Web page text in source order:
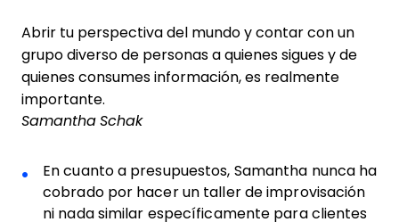
Abrir tu perspectiva del mundo y contar con un
grupo diverso de personas a quienes sigues y de
quienes consumes información, es realmente
importante.
Samantha Schak
En cuanto a presupuestos, Samantha nunca ha
cobrado por hacer un taller de improvisación
ni nada similar específicamente para clientes